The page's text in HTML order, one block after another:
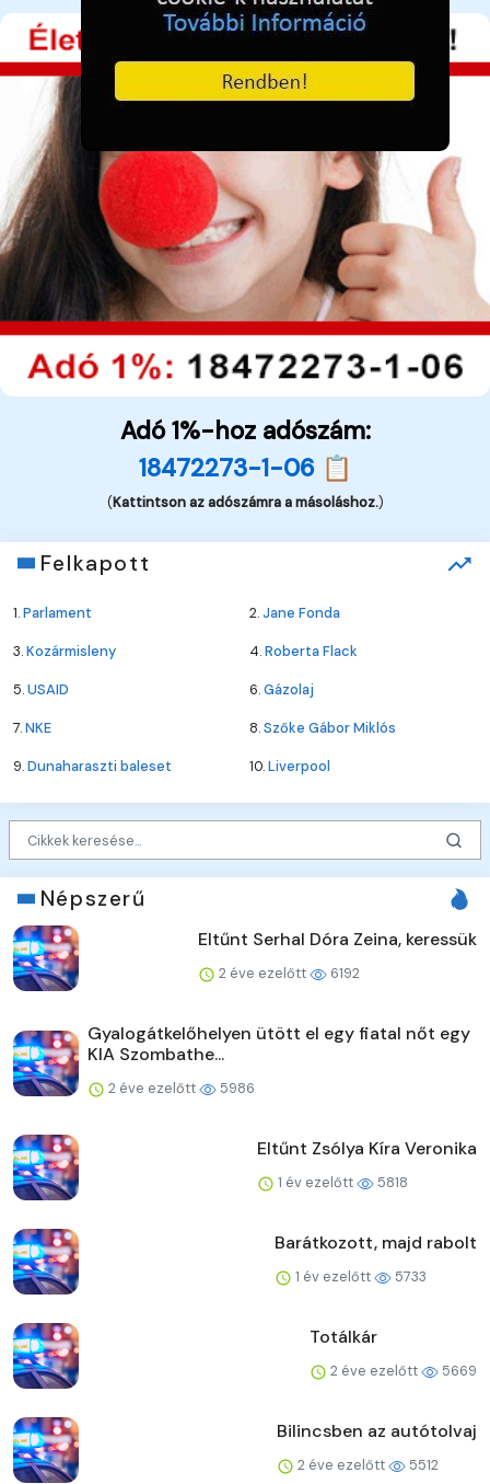
Adó 1%-hoz adószám:
18472273-1-06 📋
(Kattintson az adószámra a másoláshoz.)
Felkapott
1.Parlament 2.Jane Fonda
3.Kozármisleny 4.Roberta Flack
5.USAID 6.Gázolaj
7.NKE 8.Szőke Gábor Miklós
9.Dunaharaszti baleset 10.Liverpool
Népszerű
Eltűnt Serhal Dóra Zeina, keressük
2 éve ezelőtt 6192
Gyalogátkelőhelyen ütött el egy fiatal nőt egy
KIA Szombathe...
2 éve ezelőtt 5986
Eltűnt Zsólya Kíra Veronika
1 év ezelőtt 5818
Barátkozott, majd rabolt
1 év ezelőtt 5733
Totálkár
2 éve ezelőtt 5669
Bilincsben az autótolvaj
2 éve ezelőtt 5512